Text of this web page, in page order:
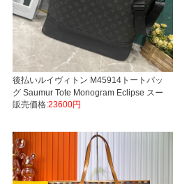
後払いルイヴィトン M45914トートバッ
グ Saumur Tote Monogram Eclipse スー
パーコピー LVバッグ代引き国内発送
販売価格:23600円